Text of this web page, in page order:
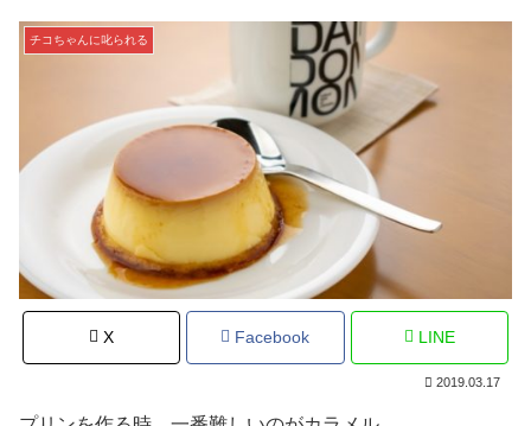
チコちゃんに叱られる
X Facebook LINE
2019.03.17